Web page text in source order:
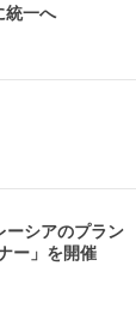
統一へ
ーシアのプラン
ー」を開催